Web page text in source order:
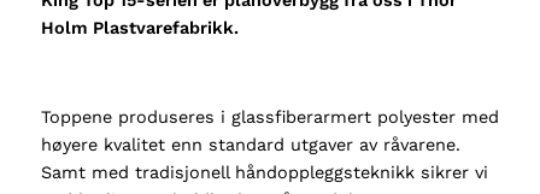
z
m
a
x
Holm Plastvarefabrikk.
Toppene produseres i glassfiberarmert polyester med
høyere kvalitet enn standard utgaver av råvarene.
Samt med tradisjonell håndoppleggsteknikk sikrer vi